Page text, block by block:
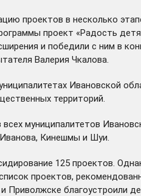
проектов в несколько
проект «Радость
и победили с ним в
Валерия Чкалова.
Ивановской
территорий.
муниципалитетов
Кинешмы и Шуи.
125 проектов.
проектов,
Приволжске благоустроили